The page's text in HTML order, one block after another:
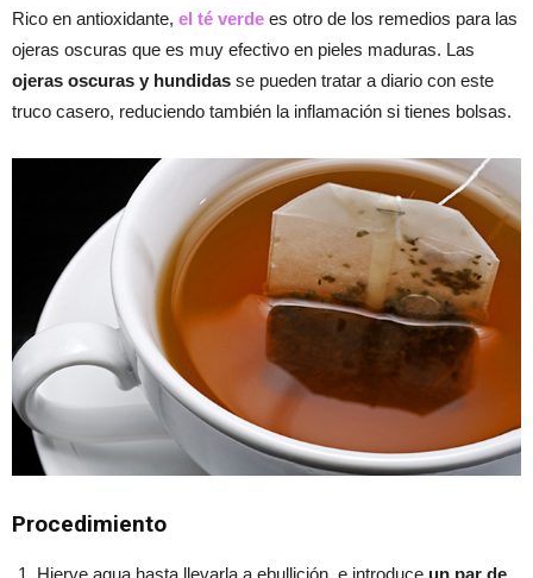
Rico en antioxidante, el té verde es otro de los remedios para las
ojeras oscuras que es muy efectivo en pieles maduras. Las
ojeras oscuras y hundidas se pueden tratar a diario con este
truco casero, reduciendo también la inflamación si tienes bolsas.
Procedimiento
Hierve agua hasta llevarla a ebullición, e introduce un par de